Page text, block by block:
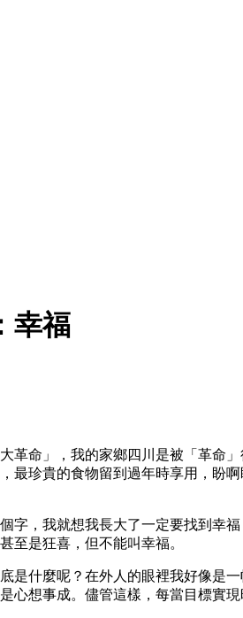
幸福
革命」，我的家鄉四川是被「革命
最珍貴的食物留到過年時享用，盼
字，我就想我長大了一定要找到幸
至是狂喜，但不能叫幸福。
是什麼呢？在外人的眼裡我好像是
心想事成。儘管這樣，每當目標實